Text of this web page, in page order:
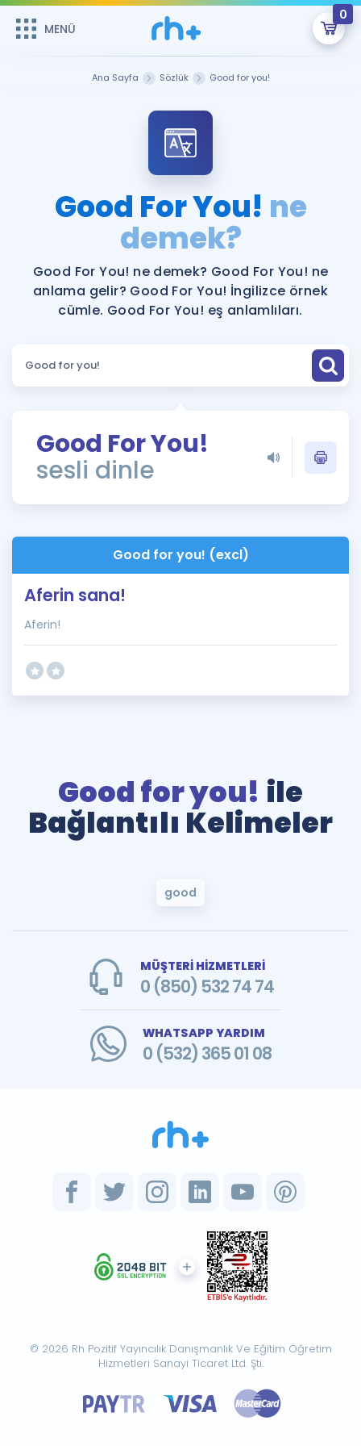
MENÜ
0
Şifremi Hatırlamıyorum
Sepetin Şu An Boş.
Remzi Hoca ile seni sınava hazırlayacak onlarca eğitim seni
bekliyor!
MENÜ
Katılımcı Görüşleri
Faydalı Araçlar
Ücretsiz Kaynaklar
Puan Hesaplama
ÖSYM Sınav Takvimi
Kampanyalar
İngilizce Gramer
İngilizce Gramer
Ana Sayfa Sözlük Good for you!
Good For You! ne
demek?
Good For You! ne demek? Good For You! ne
anlama gelir? Good For You! İngilizce örnek
cümle. Good For You! eş anlamlıları.
Good For You!
sesli dinle
Good for you! (excl)
Aferin sana!
Aferin!
Good for you! ile
Bağlantılı Kelimeler
good
MÜŞTERİ HİZMETLERİ
0 (850) 532 74 74
WHATSAPP YARDIM
0 (532) 365 01 08
© 2026 Rh Pozitif Yayıncılık Danışmanlık Ve Eğitim Öğretim
Hizmetleri Sanayi Ticaret Ltd. Şti.